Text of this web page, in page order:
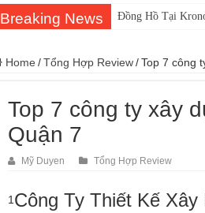
Breaking News Đồng Hồ Tại
Home /Tổng Hợp Review/Top 7 công
Top 7 công ty xây
Quận 7
Mỹ Duyen Tổng Hợp Review
1 Công Ty Thiết Kế